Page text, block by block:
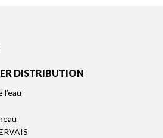
DISTRIBUTION